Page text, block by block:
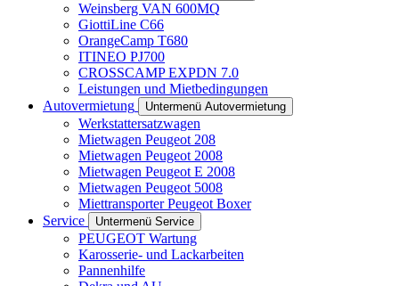
Weinsberg VAN 600MQ
GiottiLine C66
OrangeCamp T680
ITINEO PJ700
CROSSCAMP EXPDN 7.0
Leistungen und Mietbedingungen
Autovermietung
Untermenü Autovermietung
Werkstattersatzwagen
Mietwagen Peugeot 208
Mietwagen Peugeot 2008
Mietwagen Peugeot E 2008
Mietwagen Peugeot 5008
Miettransporter Peugeot Boxer
Service
Untermenü Service
PEUGEOT Wartung
Karosserie- und Lackarbeiten
Pannenhilfe